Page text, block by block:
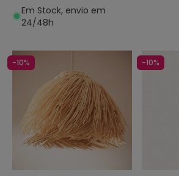
Em Stock, envio em
24/48h
-10% -10%